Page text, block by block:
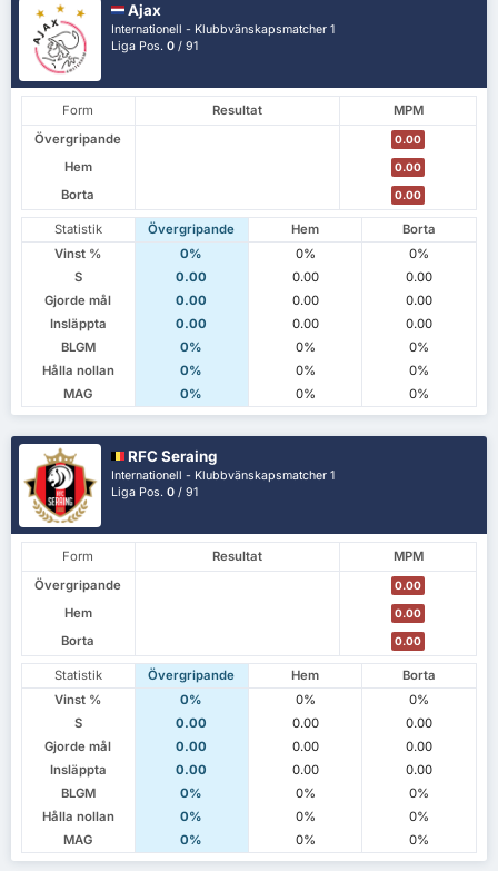
Ajax
Internationell - Klubbvänskapsmatcher 1
Liga Pos.0 / 91
Form Resultat
MPM
Övergripande
0.00
Hem 0.00
Borta 0.00
Statistik Övergripande Hem
Borta
Vinst %
0% 0%
0%
S
0.00 0.00
0.00
Gjorde mål
0.00 0.00
0.00
Insläppta
0.00 0.00
0.00
BLGM
0% 0%
0%
Hålla nollan
0% 0%
0%
MAG
0% 0% 0%
RFC Seraing
Internationell - Klubbvänskapsmatcher 1
Liga Pos.0 / 91
Form Resultat
MPM
Övergripande
0.00
Hem 0.00
Borta 0.00
Statistik Övergripande Hem
Borta
Vinst %
0% 0%
0%
S
0.00 0.00
0.00
Gjorde mål
0.00 0.00
0.00
Insläppta
0.00 0.00
0.00
BLGM
0% 0%
0%
Hålla nollan
0% 0%
0%
MAG
0% 0% 0%